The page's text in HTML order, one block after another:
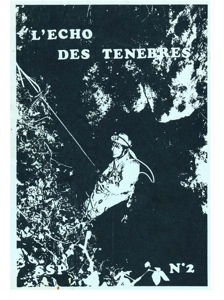
Les accès réglementés spéléo
Les accès réglementés canyon
Galeries Photos
Galerie Classiques
Galerie Karsts
Galerie Canyons
Galerie Explos
Galerie Secours
Blog
Presse
Téléchargements
Echos des Ténèbres
SC Arize Bulletins
Comptes rendus d’AG
Comptes rendus de CA